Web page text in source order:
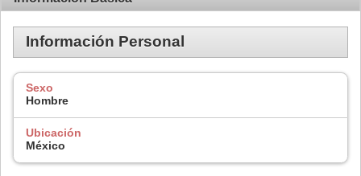
Información Personal
Sexo
Hombre
Ubicación
México